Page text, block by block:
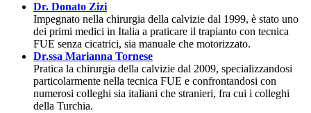
Dr. Donato Zizi
Impegnato nella chirurgia della calvizie dal 1999, è stato uno
dei primi medici in Italia a praticare il trapianto con tecnica
FUE senza cicatrici, sia manuale che motorizzato.
Dr.ssa Marianna Tornese
Pratica la chirurgia della calvizie dal 2009, specializzandosi
particolarmente nella tecnica FUE e confrontandosi con
numerosi colleghi sia italiani che stranieri, fra cui i colleghi
della Turchia.